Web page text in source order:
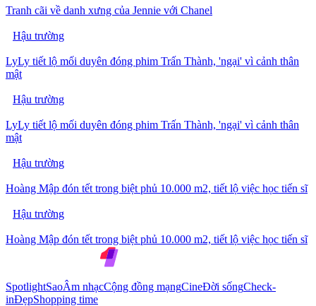
Tranh cãi về danh xưng của Jennie với Chanel
Hậu trường
LyLy tiết lộ mối duyên đóng phim Trấn Thành, 'ngại' vì cảnh thân
mật
Hậu trường
LyLy tiết lộ mối duyên đóng phim Trấn Thành, 'ngại' vì cảnh thân
mật
Hậu trường
Hoàng Mập đón tết trong biệt phủ 10.000 m2, tiết lộ việc học tiến sĩ
Hậu trường
Hoàng Mập đón tết trong biệt phủ 10.000 m2, tiết lộ việc học tiến sĩ
SpotlightSaoÂm nhạcCộng đồng mạngCineĐời sốngCheck-
inĐẹpShopping time